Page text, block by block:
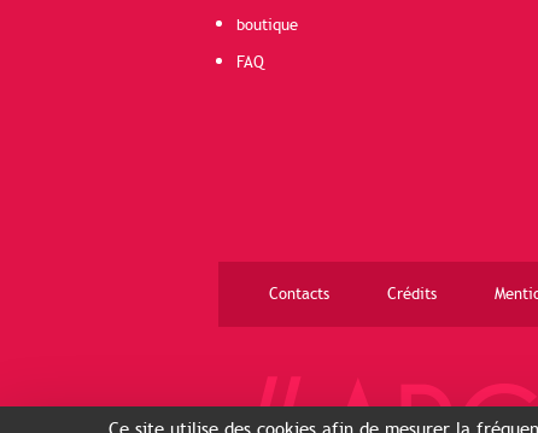
boutique
FAQ
Contacts Crédits